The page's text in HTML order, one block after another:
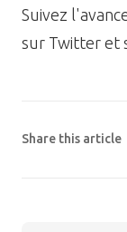
Suivez
sur Twitter et
Share this article